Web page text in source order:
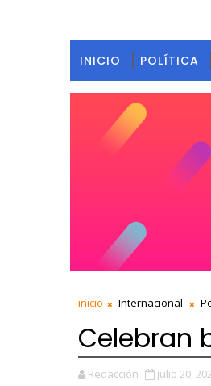
INICIO POLÍTICA
inicio Internacional
Celebran
Redacción julio 20,